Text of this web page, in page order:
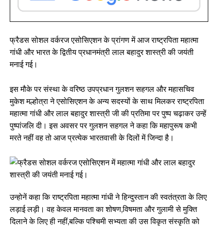
फ्रैडस सोशल वर्करज एसोसिएशन के प्रांगण में आज राष्ट्रपिता महात्मा
गांधी और भारत के द्वितीय प्रधानमंत्री लाल बहादुर शास्त्री की जयंती
मनाई गई।
इस मौके पर संस्था के वरिष्ठ उपप्रधान गुलशन सहगल और महासचिव
मुकेश मल्होत्रा ने एसोसिएशन के अन्य सदस्यों के साथ मिलकर राष्ट्रपिता
महात्मा गांधी और लाल बहादुर शास्त्री जी की प्रतिमा पर पुष्प चढ़ाकर उन्हें
पुष्पांजलि दी। इस अवसर पर गुलशन सहगल ने कहा कि महापुरूष कभी
मरते नहीं वह तो आज प्रत्येक भारतवासी के दिलों में जिन्दा है।
उन्होनें कहा कि राष्ट्रपिता महात्मा गांधी ने हिन्दुस्तान की स्वतंत्रता के लिए
लड़ाई लड़ी। वह केवल मानवता का शोषण,विषमता और गुलामी से मुक्ति
दिलाने के लिए ही नहीं,बल्कि पश्चिमी सभ्यता की उस विकृत संस्कृति को